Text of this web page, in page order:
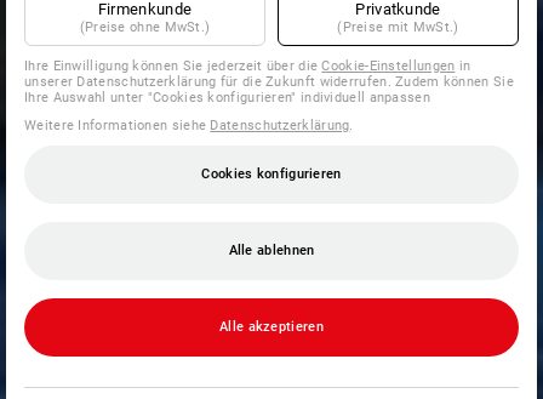
Firmenkunde
(Preise ohne MwSt.)
Privatkunde
(Preise mit MwSt.)
Ihre Einwilligung können Sie jederzeit über dieCookie-Einstellungen in
unserer Datenschutzerklärung für die Zukunft widerrufen. Zudem können Sie
Ihre Auswahl unter "Cookies konfigurieren" individuell anpassen
Weitere Informationen siehe Datenschutzerklärung.
Cookies konfigurieren
Alle ablehnen
Alle akzeptieren